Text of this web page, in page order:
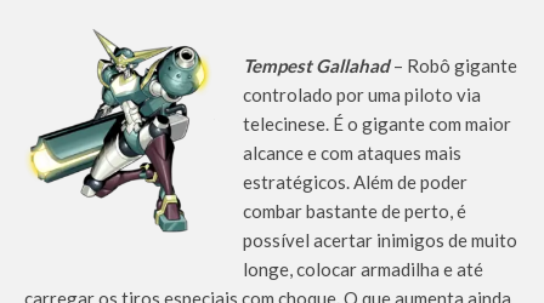
Tempest Gallahad– Robô gigante
controlado por uma piloto via
telecinese. É o gigante com maior
alcance e com ataques mais
estratégicos. Além de poder
combar bastante de perto, é
possível acertar inimigos de muito
longe, colocar armadilha e até